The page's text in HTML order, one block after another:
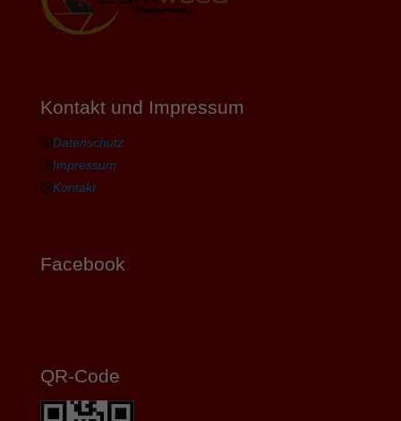
Kontakt und Impressum
Datenschutz
Impressum
Kontakt
Facebook
QR-Code